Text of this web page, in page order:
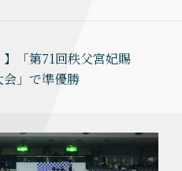
】「第71回秩父宮妃賜
」で準優勝